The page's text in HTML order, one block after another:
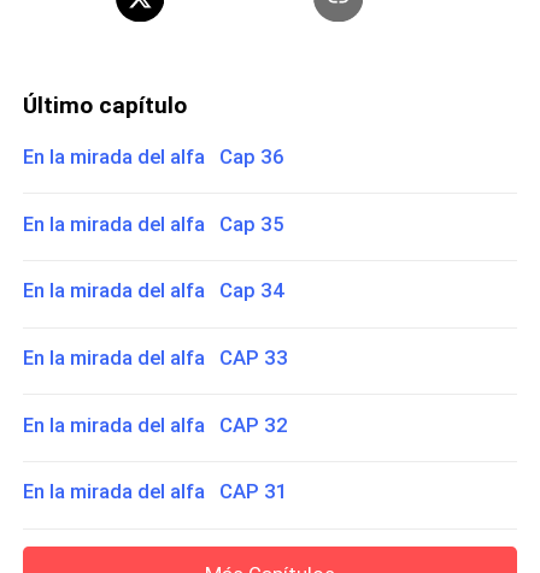
Último capítulo
En la mirada del alfa Cap 36
En la mirada del alfa Cap 35
En la mirada del alfa Cap 34
En la mirada del alfa CAP 33
En la mirada del alfa CAP 32
En la mirada del alfa CAP 31